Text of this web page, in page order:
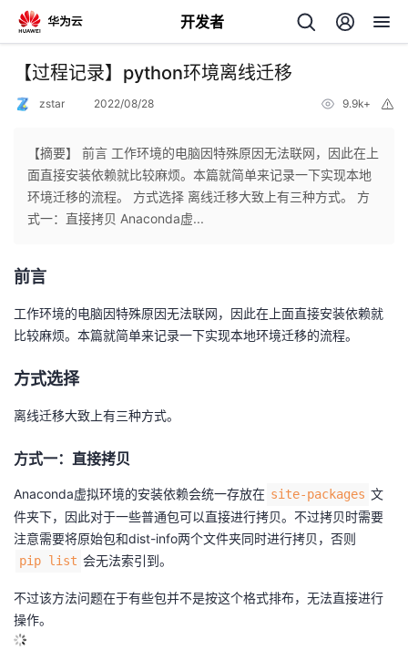
开发者
返
个
人
主
的
的
客
我
论
的
我
我
学
堂
我
持
的
我
【过程记录】python环境离线迁移
zstar 2022/08/28 9.9k+
【摘要】 前言 工作环境的电脑因特殊原因无法联网，因此在上
面直接安装依赖就比较麻烦。本篇就简单来记录一下实现本地
环境迁移的流程。 方式选择 离线迁移大致上有三种方式。 方
式一：直接拷贝 Anaconda虚...
前言
工作环境的电脑因特殊原因无法联网，因此在上面直接安装依赖就
比较麻烦。本篇就简单来记录一下实现本地环境迁移的流程。
方式选择
离线迁移大致上有三种方式。
方式一：直接拷贝
Anaconda虚拟环境的安装依赖会统一存放在 site-packages 文
件夹下，因此对于一些普通包可以直接进行拷贝。不过拷贝时需要
注意需要将原始包和dist-info两个文件夹同时进行拷贝，否则
pip list 会无法索引到。
不过该方法问题在于有些包并不是按这个格式排布，无法直接进行
操作。